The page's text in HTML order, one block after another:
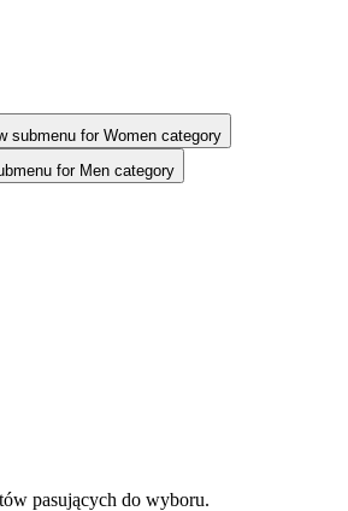
submenu for Women category
for Men category
pasujących do wyboru.